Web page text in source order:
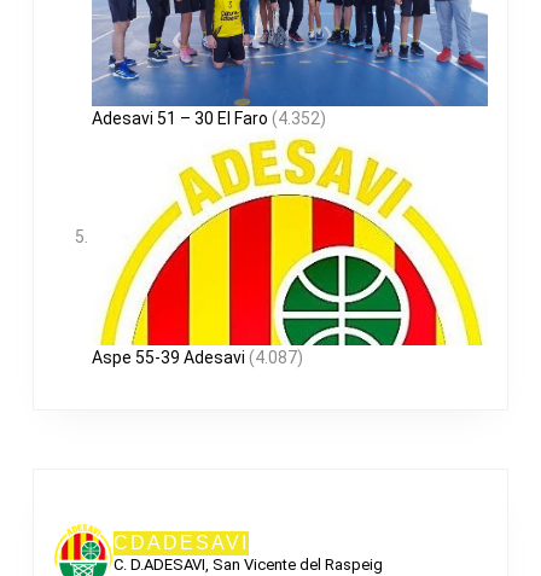
Adesavi 51 – 30 El Faro (4.352)
Aspe 55-39 Adesavi (4.087)
CDADESAVI
C. D.ADESAVI, San Vicente del Raspeig